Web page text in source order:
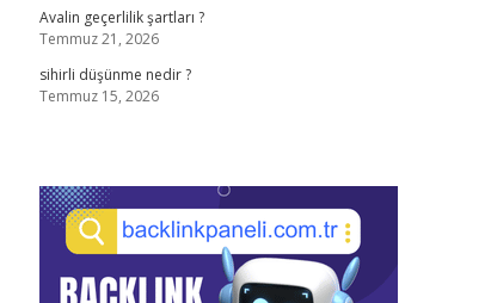
Avalin geçerlilik şartları ?
Temmuz 21, 2026
sihirli düşünme nedir ?
Temmuz 15, 2026